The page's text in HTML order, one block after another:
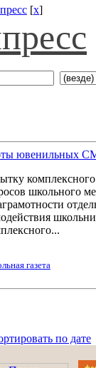
[x]
ювенильных
школьного
газета
по дате